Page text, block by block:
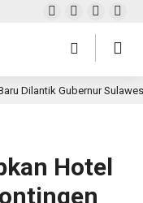
Dilantik Gubernur
Hotel